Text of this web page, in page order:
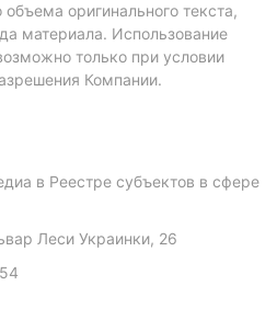
оригинального текста,
материала. Использование
только при условии
Компании.
в Реестре субъектов в сфере
Леси Украинки, 26